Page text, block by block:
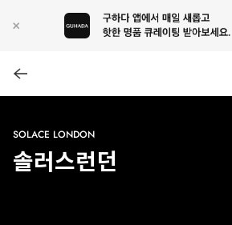
SOLACE LONDON
솔러스런던